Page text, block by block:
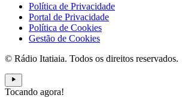
Política de Privacidade
Portal de Privacidade
Política de Cookies
Gestão de Cookies
© Rádio Itatiaia. Todos os direitos reservados.
Tocando agora!